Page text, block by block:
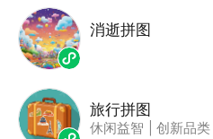
消逝拼图
旅行拼图
休闲益智 创新品类